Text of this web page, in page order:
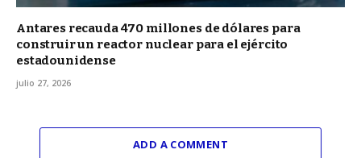
Antares recauda 470 millones de dólares para
construir un reactor nuclear para el ejército
estadounidense
julio 27, 2026
ADD A COMMENT